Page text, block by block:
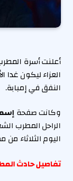
أعلنت أسرة
العزاء ليكون غدا
النفق في إمبابة.
وكانت صفحة
الراحل المطرب
اليوم الثلاثاء
تفاصيل حادث